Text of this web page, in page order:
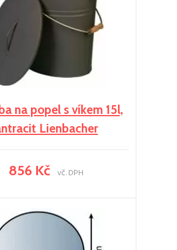
na popel s víkem 15l,
Lienbacher
856 Kč vč. DPH